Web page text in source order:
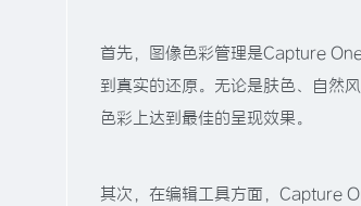
首先，图像色彩管理是Capture
到真实的还原。无论是肤色、自然
色彩上达到最佳的呈现效果。
其次，在编辑工具方面，Capture